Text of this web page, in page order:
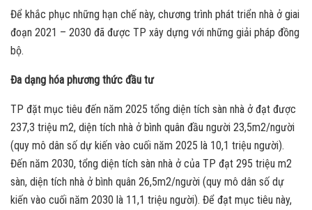
Để khắc phục những hạn chế này, chương trình phát triển nhà ở giai
đoạn 2021 – 2030 đã được TP xây dựng với những giải pháp đồng
bộ.
Đa dạng hóa phương thức đầu tư
TP đặt mục tiêu đến năm 2025 tổng diện tích sàn nhà ở đạt được
237,3 triệu m2, diện tích nhà ở bình quân đầu người 23,5m2/người
(quy mô dân số dự kiến vào cuối năm 2025 là 10,1 triệu người).
Đến năm 2030, tổng diện tích sàn nhà ở của TP đạt 295 triệu m2
sàn, diện tích nhà ở bình quân 26,5m2/người (quy mô dân số dự
kiến vào cuối năm 2030 là 11,1 triệu người). Để đạt mục tiêu này,